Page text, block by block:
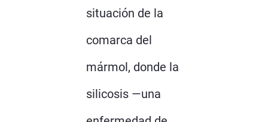
situación de la
comarca del
mármol, donde la
silicosis —una